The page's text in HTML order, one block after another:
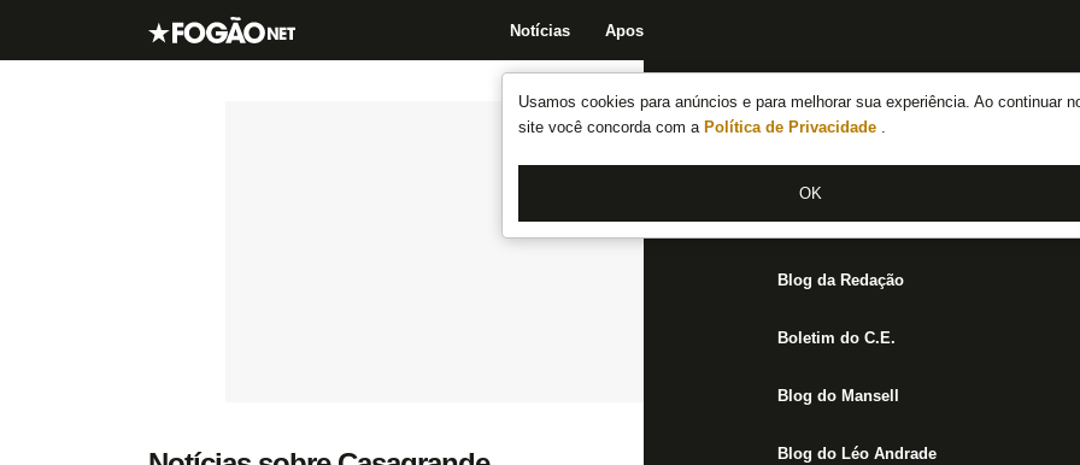
Usamos cookies para anúncios e para melhorar sua experiência. Ao continuar
site você concorda com a Política de Privacidade .
OK
Notícias Apostas
Notícias do Botafogo
Fórum
Jogos
Blog da Redação
Boletim do C.E.
Blog do Mansell
Blog do Léo Andrade